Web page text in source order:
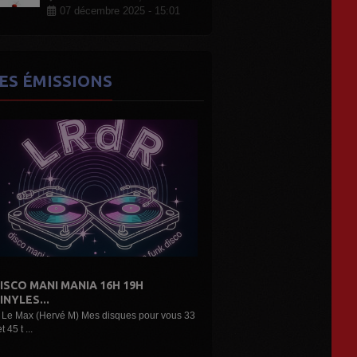
07 décembre 2025 - 15:01
ÉMISSIONS
L'AIR...LES DÉCOUVERTES
belle émission musicale des découvertes,